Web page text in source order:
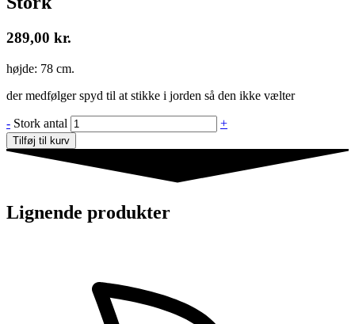
289,00 kr.
højde: 78 cm.
der medfølger spyd til at stikke i jorden så den ikke vælter
- Stork antal +
Tilføj til kurv
Lignende produkter